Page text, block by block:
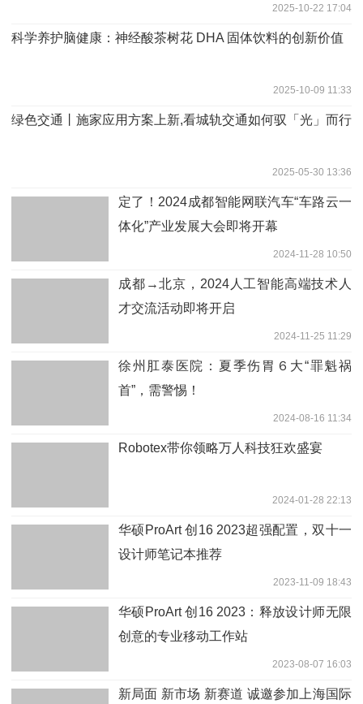
2025-10-22 17:04
科学养护脑健康：神经酸茶树花 DHA 固体饮料的创新价值
2025-10-09 11:33
绿色交通丨施家应用方案上新,看城轨交通如何驭「光」而行
2025-05-30 13:36
定了！2024成都智能网联汽车“车路云一
体化”产业发展大会即将开幕
2024-11-28 10:50
成都→北京，2024人工智能高端技术人
才交流活动即将开启
2024-11-25 11:29
徐州肛泰医院：夏季伤胃６大“罪魁祸
首”，需警惕！
2024-08-16 11:34
Robotex带你领略万人科技狂欢盛宴
2024-01-28 22:13
华硕ProArt 创16 2023超强配置，双十一
设计师笔记本推荐
2023-11-09 18:43
华硕ProArt 创16 2023：释放设计师无限
创意的专业移动工作站
2023-08-07 16:03
新局面 新市场 新赛道 诚邀参加上海国际